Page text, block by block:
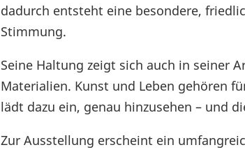
dadurch entsteht eine besondere,
Stimmung.
Seine Haltung zeigt sich auch in seiner
Materialien. Kunst und Leben gehören
lädt dazu ein, genau hinzusehen – und
Zur Ausstellung erscheint ein